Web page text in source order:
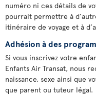
numéro ni ces détails de
pourrait permettre à
itinéraire de voyage et à
Adhésion à des
Si vous inscrivez votre
Enfants Air Transat, nous
naissance, sexe ainsi que
que parent ou tuteur légal.